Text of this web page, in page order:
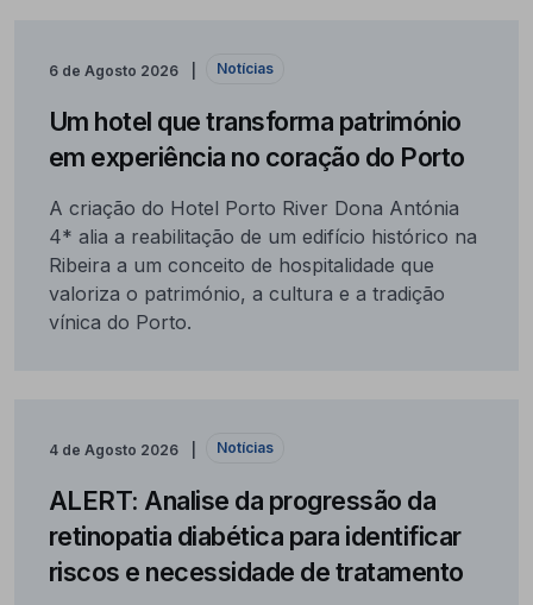
6 de Agosto 2026 Notícias
Um hotel que transforma património
em experiência no coração do Porto
A criação do Hotel Porto River Dona Antónia
4* alia a reabilitação de um edifício histórico na
Ribeira a um conceito de hospitalidade que
valoriza o património, a cultura e a tradição
vínica do Porto.
4 de Agosto 2026 Notícias
ALERT: Analise da progressão da
retinopatia diabética para identificar
riscos e necessidade de tratamento